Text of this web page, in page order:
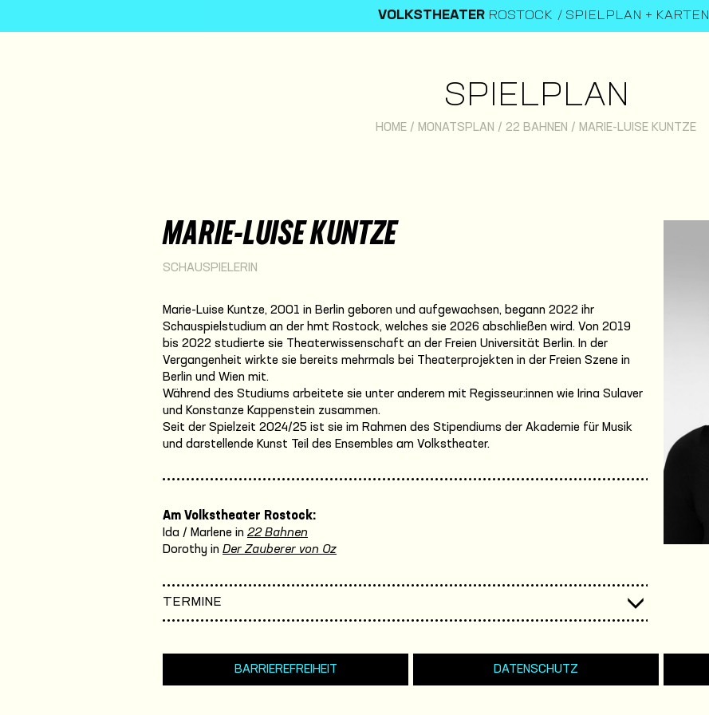
VOLKSTHEATER ROSTOCK SPIELPLAN + KARTEN
SPIELPLAN
HOME / MONATSPLAN / 22 BAHNEN / MARIE-LUISE KUNTZE
MARIE-LUISE KUNTZE
SCHAUSPIELERIN
Marie-Luise Kuntze, 2001 in Berlin geboren und aufgewachsen, begann 2022 ihr
Schauspielstudium an der hmt Rostock, welches sie 2026 abschließen wird. Von 2019
bis 2022 studierte sie Theaterwissenschaft an der Freien Universität Berlin. In der
Vergangenheit wirkte sie bereits mehrmals bei Theaterprojekten in der Freien Szene in
Berlin und Wien mit.
Während des Studiums arbeitete sie unter anderem mit Regisseur:innen wie Irina Sulaver
und Konstanze Kappenstein zusammen.
Seit der Spielzeit 2024/25 ist sie im Rahmen des Stipendiums der Akademie für Musik
und darstellende Kunst Teil des Ensembles am Volkstheater.
Am Volkstheater Rostock:
Ida / Marlene in 22 Bahnen
Dorothy in Der Zauberer von Oz
TERMINE
BARRIEREFREIHEIT DATENSCHUTZ